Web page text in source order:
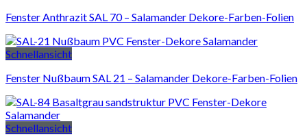
Fenster Anthrazit SAL 70 – Salamander Dekore-Farben-Folien
Schnellansicht
Fenster Nußbaum SAL 21 – Salamander Dekore-Farben-Folien
Schnellansicht